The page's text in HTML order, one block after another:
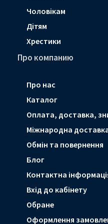
Чоловікам
Дітям
Хрестики
Про компанию
Про нас
Каталог
Оплата, доставка,
Мiжнародна
Обмін та повернення
Блог
Контактна
Вхід до кабінету
Обране
Оформлення